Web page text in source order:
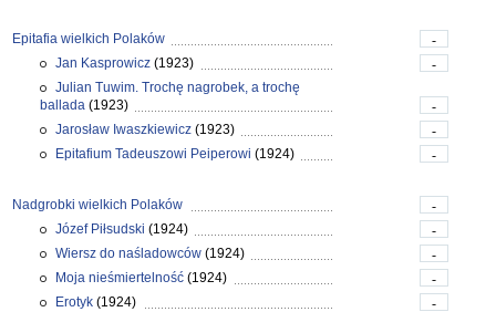
Epitafia wielkich Polaków
-
Jan Kasprowicz (1923)
-
Julian Tuwim. Trochę nagrobek, a trochę
ballada (1923)
-
Jarosław Iwaszkiewicz (1923)
-
Epitafium Tadeuszowi Peiperowi (1924) -
Nadgrobki wielkich Polaków
-
Józef Piłsudski (1924)
-
Wiersz do naśladowców (1924)
-
Moja nieśmiertelność (1924)
-
Erotyk (1924)
-